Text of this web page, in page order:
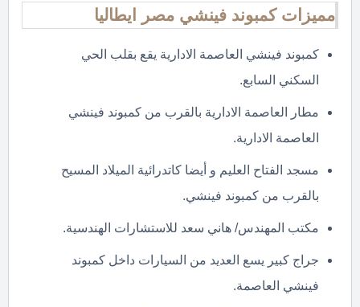
مميزات كمبوند فينشي مصر ايطاليا
كمبوند فينشي العاصمة الادارية يقع بقلب الحي
السكني السابع.
مطار العاصمة الادارية بالقرب من كمبوند فينشي
العاصمة الادارية.
مسجد الفتاح العليم و أيضا كاتدرائية الميلاد المسيح
بالقرب من كمبوند فينشي.
مكتب المهندس/ هاني سعد للاستشارات الهندسية.
جراج كبير يسع العديد من السيارات داخل كمبوند
فينشي العاصمة.